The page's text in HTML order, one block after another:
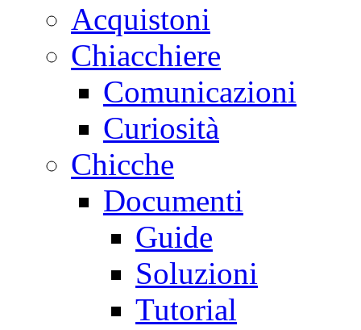
Acquistoni
Chiacchiere
Comunicazioni
Curiosità
Chicche
Documenti
Guide
Soluzioni
Tutorial